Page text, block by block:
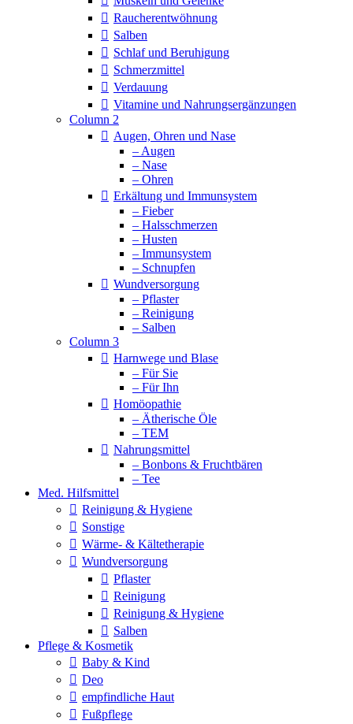
Raucherentwöhnung
Salben
Schlaf und Beruhigung
Schmerzmittel
Verdauung
Vitamine und Nahrungsergänzungen
Column 2
Augen, Ohren und Nase
– Augen
– Nase
– Ohren
Erkältung und Immunsystem
– Fieber
– Halsschmerzen
– Husten
– Immunsystem
– Schnupfen
Wundversorgung
– Pflaster
– Reinigung
– Salben
Column 3
Harnwege und Blase
– Für Sie
– Für Ihn
Homöopathie
– Ätherische Öle
– TEM
Nahrungsmittel
– Bonbons & Fruchtbären
– Tee
Med. Hilfsmittel
Reinigung & Hygiene
Sonstige
Wärme- & Kältetherapie
Wundversorgung
Pflaster
Reinigung
Reinigung & Hygiene
Salben
Pflege & Kosmetik
Baby & Kind
Deo
empfindliche Haut
Fußpflege